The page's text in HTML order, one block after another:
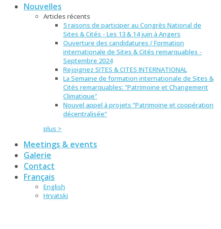
Nouvelles
Articles récents
5 raisons de participer au Congrès National de
Sites & Cités - Les 13 & 14 juin à Angers
Ouverture des candidatures / Formation
internationale de Sites & Cités remarquables -
Septembre 2024
Rejoignez SITES & CITES INTERNATIONAL
La Semaine de formation internationale de Sites &
Cités remarquables: "Patrimoine et Changement
Climatique"
Nouvel appel à projets “Patrimoine et coopération
décentralisée”
plus >
Meetings & events
Galerie
Contact
Français
English
Hrvatski